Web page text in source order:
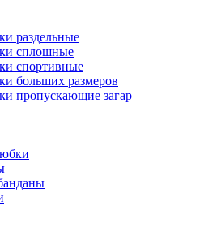
раздельные
сплошные
спортивные
больших размеров
пропускающие загар